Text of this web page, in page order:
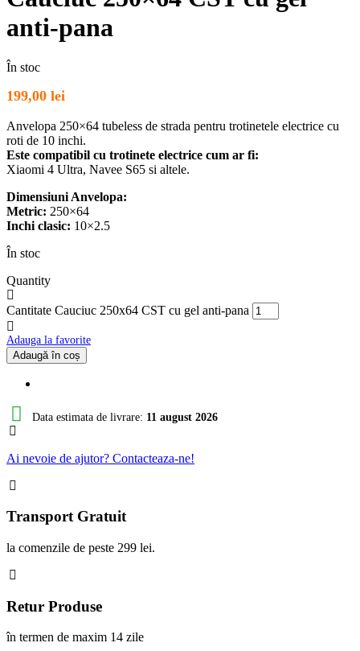
anti-pana
În stoc
199,00 lei
Anvelopa 250×64 tubeless de strada pentru trotinetele electrice cu
roti de 10 inchi.
Este compatibil cu trotinete electrice cum ar fi:
Xiaomi 4 Ultra, Navee S65 si altele.
Dimensiuni Anvelopa:
Metric: 250×64
Inchi clasic: 10×2.5
În stoc
Quantity
Cantitate Cauciuc 250x64 CST cu gel anti-pana
Adauga la favorite
Adaugă în coș
Data estimata de livrare: 11 august 2026
Ai nevoie de ajutor? Contacteaza-ne!
Transport Gratuit
la comenzile de peste 299 lei.
Retur Produse
în termen de maxim 14 zile